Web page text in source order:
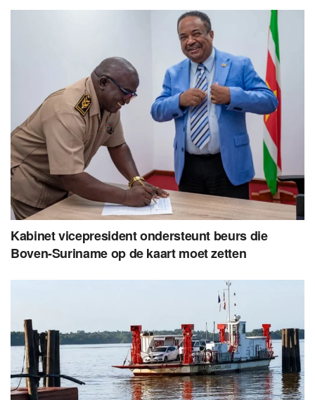
Kabinet vicepresident ondersteunt beurs die
Boven-Suriname op de kaart moet zetten